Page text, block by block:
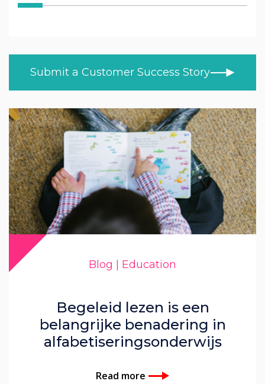
HEFE
Retail
MOD/Government
Melizza Cuizon
Adam Kingshot
Jack Willson
Mark Tildesley
Gareth Middleton
Nick Barker
Corinna Denbow
CUSTOMER STORIES
BLOG
LEARN AT HOME
PRODUCT NEWS
Submit a Customer Success Story
Blog | Education
Begeleid lezen is een
belangrijke benadering in
alfabetiseringsonderwijs
Read more